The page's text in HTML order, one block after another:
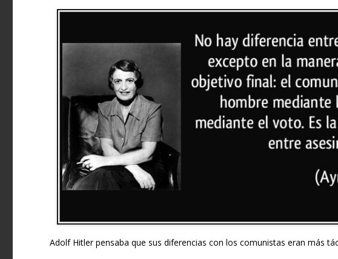
Adolf Hitler pensaba que sus diferencias con los comunistas eran más